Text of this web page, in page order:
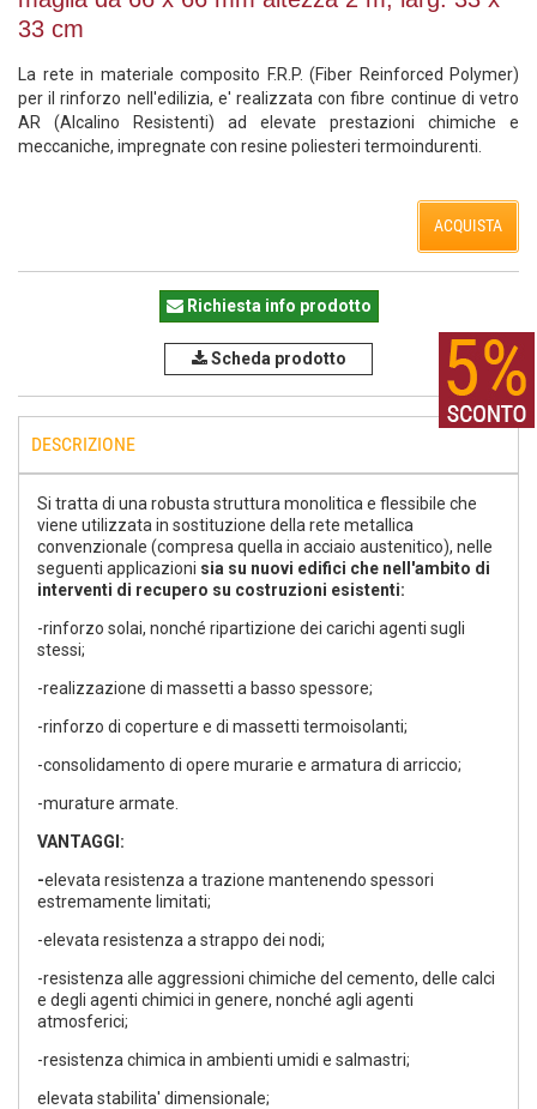
33 cm
La rete in materiale composito F.R.P. (Fiber Reinforced Polymer)
per il rinforzo nell'edilizia, e' realizzata con fibre continue di vetro
AR (Alcalino Resistenti) ad elevate prestazioni chimiche e
meccaniche, impregnate con resine poliesteri termoindurenti.
ACQUISTA
Richiesta info prodotto
Scheda prodotto
DESCRIZIONE
Si tratta di una robusta struttura monolitica e flessibile che
viene utilizzata in sostituzione della rete metallica
convenzionale (compresa quella in acciaio austenitico), nelle
seguenti applicazioni sia su nuovi edifici che nell'ambito di
interventi di recupero su costruzioni esistenti:
-rinforzo solai, nonché ripartizione dei carichi agenti sugli
stessi;
-realizzazione di massetti a basso spessore;
-rinforzo di coperture e di massetti termoisolanti;
-consolidamento di opere murarie e armatura di arriccio;
-murature armate.
VANTAGGI:
-elevata resistenza a trazione mantenendo spessori
estremamente limitati;
-elevata resistenza a strappo dei nodi;
-resistenza alle aggressioni chimiche del cemento, delle calci
e degli agenti chimici in genere, nonché agli agenti
atmosferici;
-resistenza chimica in ambienti umidi e salmastri;
elevata stabilita' dimensionale;